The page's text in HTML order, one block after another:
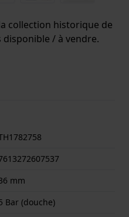
collection historique de
disponible / à vendre.
mm
Bar (douche)